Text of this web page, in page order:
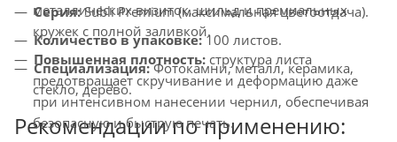
металлических визиток, шильд и премиальных
кружек с полной заливкой.
Повышенная плотность: структура листа
предотвращает скручивание и деформацию даже
при интенсивном нанесении чернил, обеспечивая
безопасную и быструю печать.
Серия:Subli Premium (максимальная цветоотдача).
Количество в упаковке:100 листов.
Специализация:Фотокамни, металл, керамика,
стекло, дерево.
Рекомендации по применению: